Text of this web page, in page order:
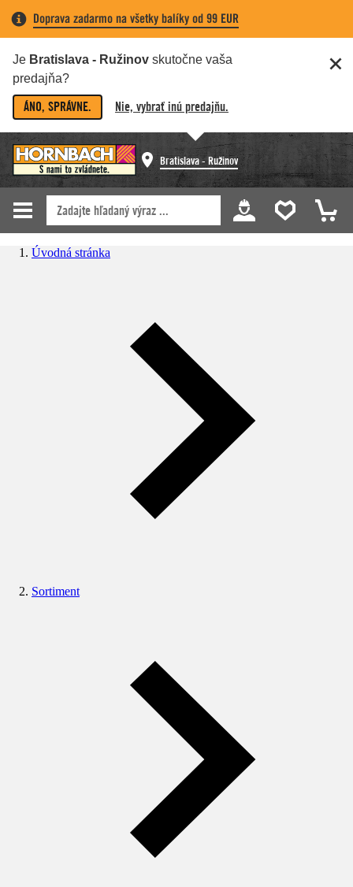
Doprava zadarmo na všetky balíky od 99 EUR
Je Bratislava - Ružinov skutočne vaša
predajňa?
ÁNO, SPRÁVNE. Nie, vybrať inú predajňu.
Bratislava - Ružinov
Úvodná stránka
Sortiment